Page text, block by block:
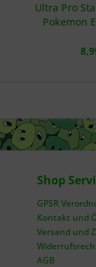
Ultra Pro
Pokemon
Shop
GPSR
Kontakt und
Versand und
AGB